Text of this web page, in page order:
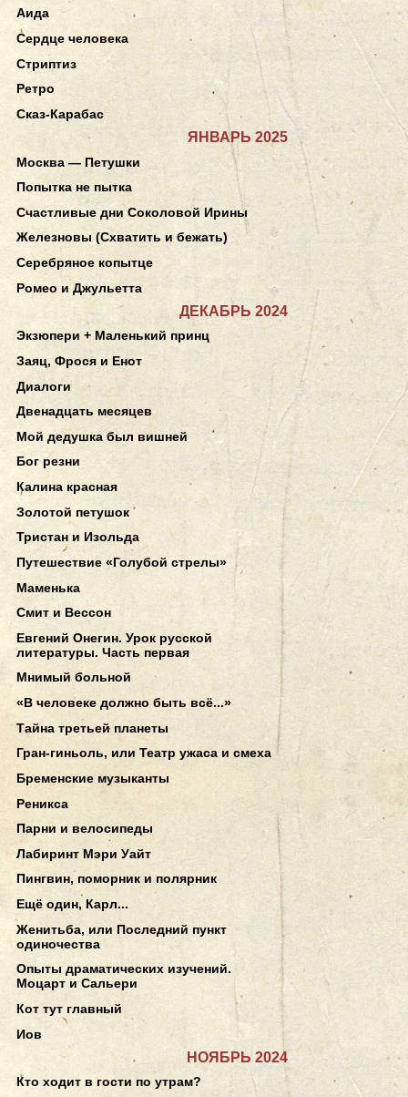
Аида
Сердце человека
Стриптиз
Ретро
Сказ-Карабас
ЯНВАРЬ 2025
Москва — Петушки
Попытка не пытка
Счастливые дни Соколовой Ирины
Железновы (Схватить и бежать)
Серебряное копытце
Ромео и Джульетта
ДЕКАБРЬ 2024
Экзюпери + Маленький принц
Заяц, Фрося и Енот
Диалоги
Двенадцать месяцев
Мой дедушка был вишней
Бог резни
Калина красная
Золотой петушок
Тристан и Изольда
Путешествие «Голубой стрелы»
Маменька
Смит и Вессон
Евгений Онегин. Урок русской
литературы. Часть первая
Мнимый больной
«В человеке должно быть всё...»
Тайна третьей планеты
Гран-гиньоль, или Театр ужаса и смеха
Бременские музыканты
Реникса
Парни и велосипеды
Лабиринт Мэри Уайт
Пингвин, поморник и полярник
Ещё один, Карл...
Женитьба, или Последний пункт
одиночества
Опыты драматических изучений.
Моцарт и Сальери
Кот тут главный
Иов
НОЯБРЬ 2024
Кто ходит в гости по утрам?